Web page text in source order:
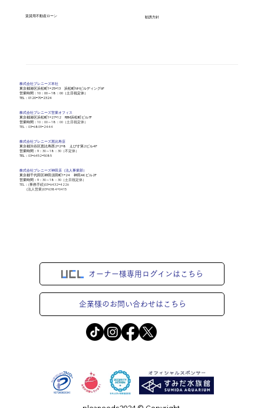
株式会社​プレニーズ本社
​東京都港区浜松町1ｰ25ｰ13 浜松町NHビルディング6F
営業時間：10：00～18：00（土日祝定休）
​TEL：0120ｰ70ｰ2324
株式会社​プレニーズ営業オフィス
​東京都港区浜松町1ｰ27ｰ12 RBM浜松町ビル7F
営業時間： 10：00～18：00（土日祝定休）
​TEL：03ｰ6809ｰ2444
株式会社​プレニーズ恵比寿店
​東京都渋谷区恵比寿西2ｰ2ｰ8 えびす第2ビル4F
営業時間：9：30～18：30（不定休）
​TEL： 03ｰ6452ｰ5085
株式会社​プレニーズ神田店（法人事業部）
​東京都千代田区神田須田町1ｰ24 神田AKビル2F
営業時間：9：30～18：30（土日祝定休）
TEL：(事務手続)03ｰ6432ｰ4226
(法人営業)03ｰ6384ｰ0415
勧誘方針
賃貸用不動産ローン
オーナー様専用ログインはこちら
企業様のお問い合わせはこちら